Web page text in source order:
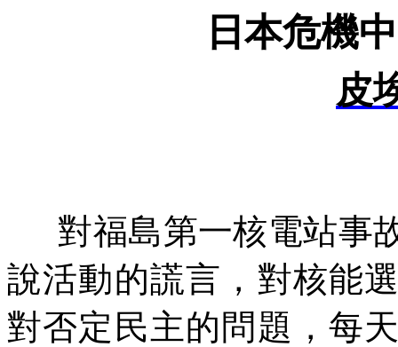
日本危機
皮
對福島第一核電站事
說活動的謊言，對核能
對否定民主的問題，每